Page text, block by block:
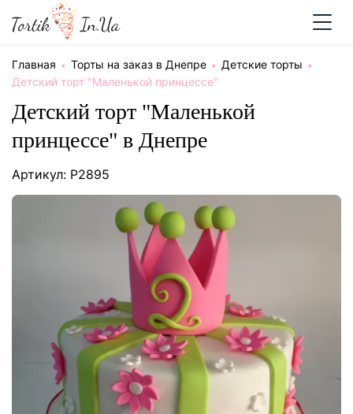
Главная Торты на заказ в Днепре
Детские торты
Детский торт "Маленькой принцессе"
Детский торт "Маленькой
принцессе" в Днепре
Артикул: P2895